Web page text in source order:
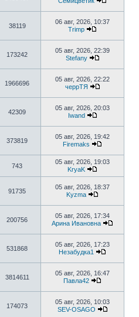
сообщению
к
38119
06 авг, 2026, 10:37
Trimp
к
последнему
сообщению
173242
05 авг, 2026, 22:39
Stefany
к
последнему
сообщению
1966696
05 авг, 2026, 22:22
черрТЯ
к
последнему
42309
05 авг, 2026, 20:03
Iwand
к
последнему
сообщению
373819
05 авг, 2026, 19:42
Firemaks
к
последнему
743
05 авг, 2026, 19:03
KryaK
Перейти
последнему
сообщению
91735
05 авг, 2026, 18:37
Kyzma
к
последнему
сообщению
200756
05 авг, 2026, 17:34
Арина Ивановна
к
531868
05 авг, 2026, 17:23
Незабудка1
к
3814611
05 авг, 2026, 16:47
Павла42
к
последнему
сообщению
174073
05 авг, 2026, 10:03
SEV-OSAGO